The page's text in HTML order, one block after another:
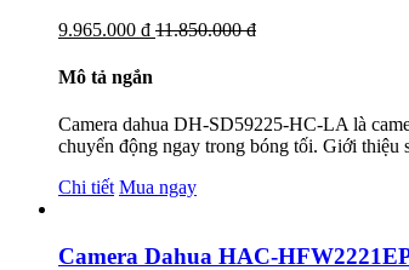
9.965.000 đ 11.850.000 đ
Mô tả ngắn
Camera dahua DH-SD59225-HC-LA là
chuyển động ngay trong bóng tối. Giới thiệu
Chi tiết Mua ngay
Camera Dahua HAC-